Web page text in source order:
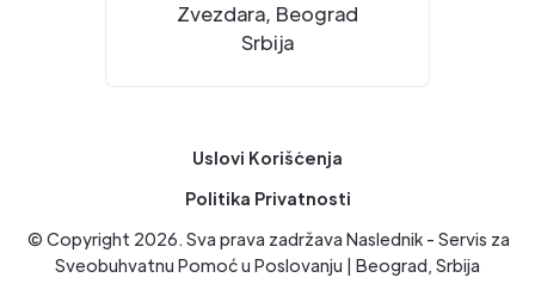
Zvezdara, Beograd
Srbija
Uslovi Korišćenja
Politika Privatnosti
© Copyright 2026. Sva prava zadržava Naslednik - Servis za
Sveobuhvatnu Pomoć u Poslovanju | Beograd, Srbija